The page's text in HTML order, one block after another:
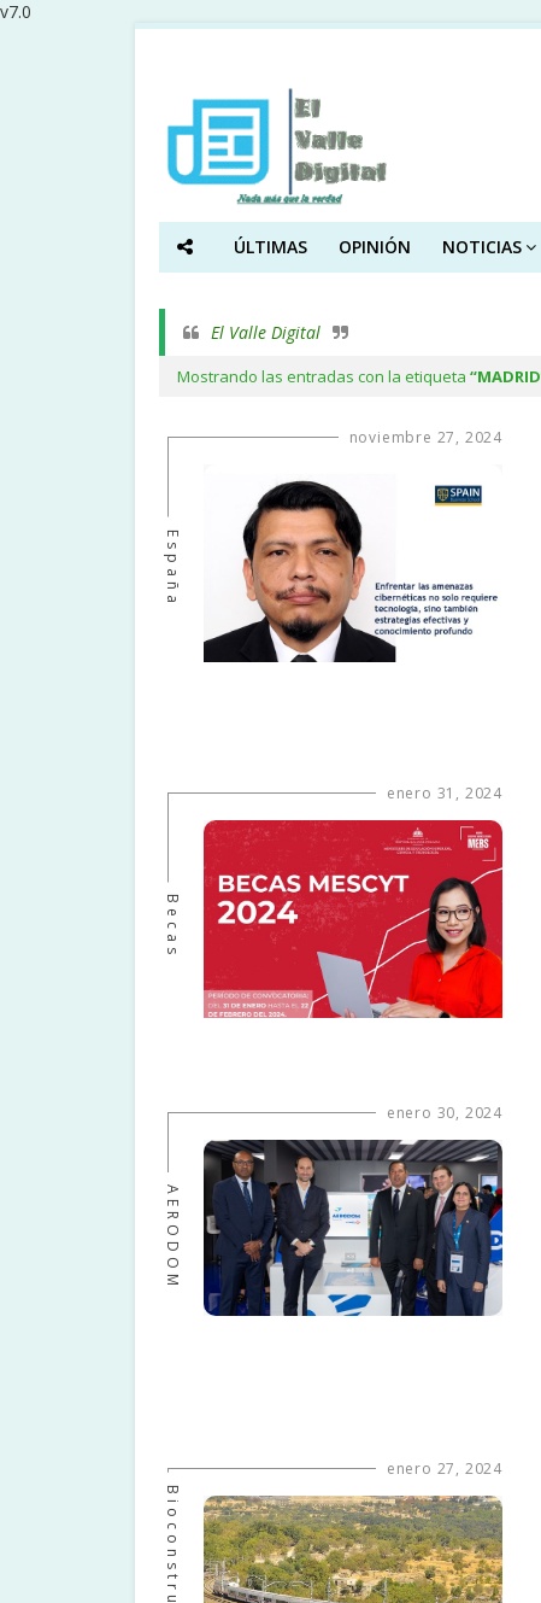
v7.0
ÚLTIMAS OPINIÓN NOTICIAS
El Valle Digital
Mostrando las entradas con la etiqueta MADRID
noviembre 27, 2024
España
enero 31, 2024
Becas
enero 30, 2024
AERODOM
enero 27, 2024